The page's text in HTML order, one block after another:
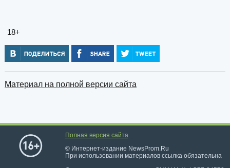
18+
Материал на полной версии сайта
Полная версия сайта
© Интернет-издание NewsProm.Ru
При использовании материалов ссылка обязательна